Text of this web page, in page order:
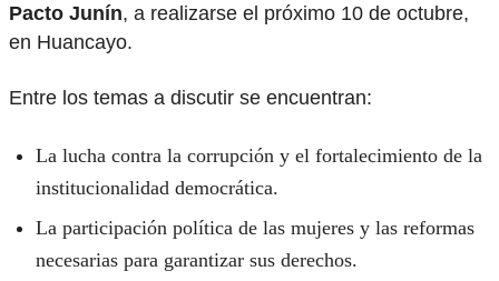
Pacto Junín, a realizarse el próximo 10 de octubre,
en Huancayo.
Entre los temas a discutir se encuentran:
La lucha contra la corrupción y el fortalecimiento de la
institucionalidad democrática.
La participación política de las mujeres y las reformas
necesarias para garantizar sus derechos.